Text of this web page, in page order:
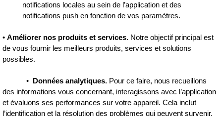
notifications locales au sein de l’application et des
notifications push en fonction de vos paramètres.
•Améliorer nos produits et services. Notre objectif principal est
de vous fournir les meilleurs produits, services et solutions
possibles.
• Données analytiques. Pour ce faire, nous recueillons
des informations vous concernant, interagissons avec l’application
et évaluons ses performances sur votre appareil. Cela inclut
l’identification et la résolution des problèmes qui peuvent survenir,